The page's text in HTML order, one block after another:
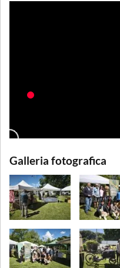
Galleria fotografica